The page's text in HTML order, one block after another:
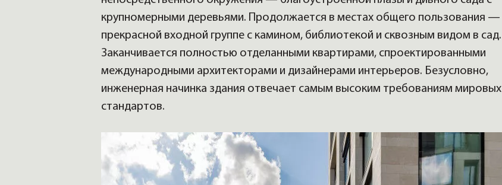
крупномерными деревьями. Продолжается в местах общего пользования —
прекрасной входной группе с камином, библиотекой и сквозным видом в сад.
Заканчивается полностью отделанными квартирами, спроектированными
международными архитекторами и дизайнерами интерьеров. Безусловно,
инженерная начинка здания отвечает самым высоким требованиям мировых
стандартов.